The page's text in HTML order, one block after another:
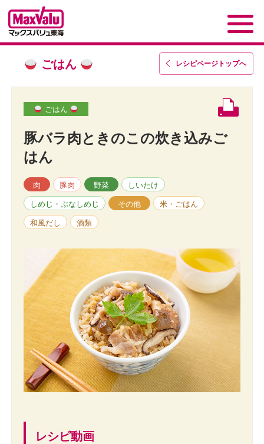
レシピページトップへ
ごはん
ごはん
豚バラ肉ときのこの炊き込みご
はん
肉 豚肉 野菜 しいたけ
しめじ・ぶなしめじ その他 米・ごはん
和風だし 酒類
レシピ動画